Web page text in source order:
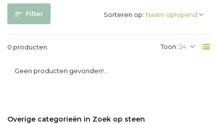
Filter
0 producten Toon:
Sorteren op:
Geen producten gevonden!...
Overige categorieën in Zoek op steen